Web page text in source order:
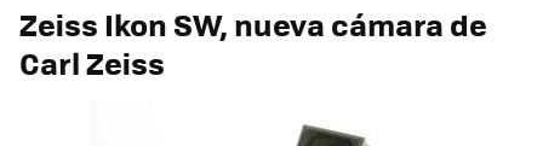
Zeiss Ikon SW, nueva cámara de
Carl Zeiss